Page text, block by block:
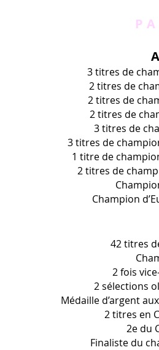
3 titres de
2 titres de
2 titres de
2 titres de
3 titres de
3 titres de
1 titre de
2 titres de
Champion
42 titres
2 fois
2 sélections
Médaille d’argent
2 titres en
2e du
Finaliste du